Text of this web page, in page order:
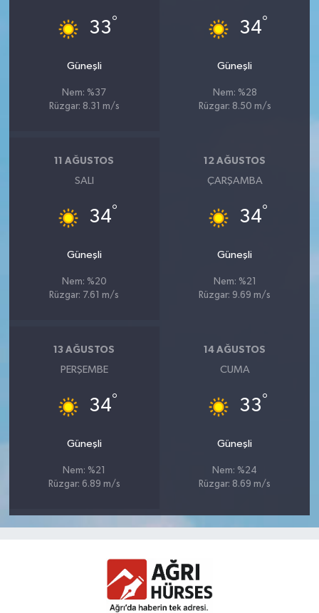
33°
Güneşli
Nem: %37
Rüzgar: 8.31 m/s
34°
Güneşli
Nem: %28
Rüzgar: 8.50 m/s
11 AĞUSTOS
SALI
34°
Güneşli
Nem: %20
Rüzgar: 7.61 m/s
12 AĞUSTOS
ÇARŞAMBA
34°
Güneşli
Nem: %21
Rüzgar: 9.69 m/s
13 AĞUSTOS
PERŞEMBE
34°
Güneşli
Nem: %21
Rüzgar: 6.89 m/s
14 AĞUSTOS
CUMA
33°
Güneşli
Nem: %24
Rüzgar: 8.69 m/s